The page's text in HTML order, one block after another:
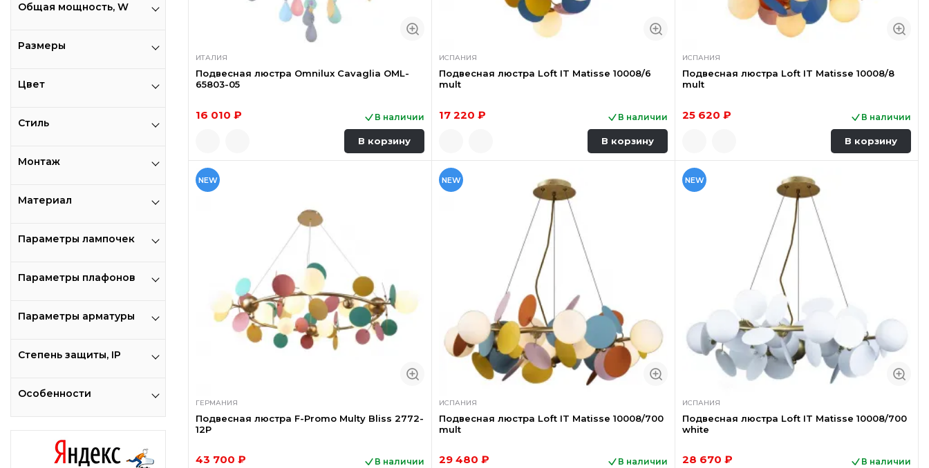
Общая мощность, W
Размеры
Цвет
Стиль
Монтаж
Материал
Параметры лампочек
Параметры плафонов
Параметры арматуры
Степень защиты, IP
Особенности
ИТАЛИЯ
Подвесная люстра Omnilux Cavaglia OML-
65803-05
16 010 ₽ В наличии
В корзину
ИСПАНИЯ
Подвесная люстра Loft IT Matisse 10008/6
mult
17 220 ₽ В наличии
В корзину
ИСПАНИЯ
Подвесная люстра Loft IT Matisse 10008/8
mult
25 620 ₽ В наличии
В корзину
NEW
ГЕРМАНИЯ
Подвесная люстра F-Promo Multy Bliss 2772-
12P
43 700 ₽ В наличии
NEW
ИСПАНИЯ
Подвесная люстра Loft IT Matisse 10008/700
mult
29 480 ₽ В наличии
NEW
ИСПАНИЯ
Подвесная люстра Loft IT Matisse 10008/700
white
28 670 ₽ В наличии